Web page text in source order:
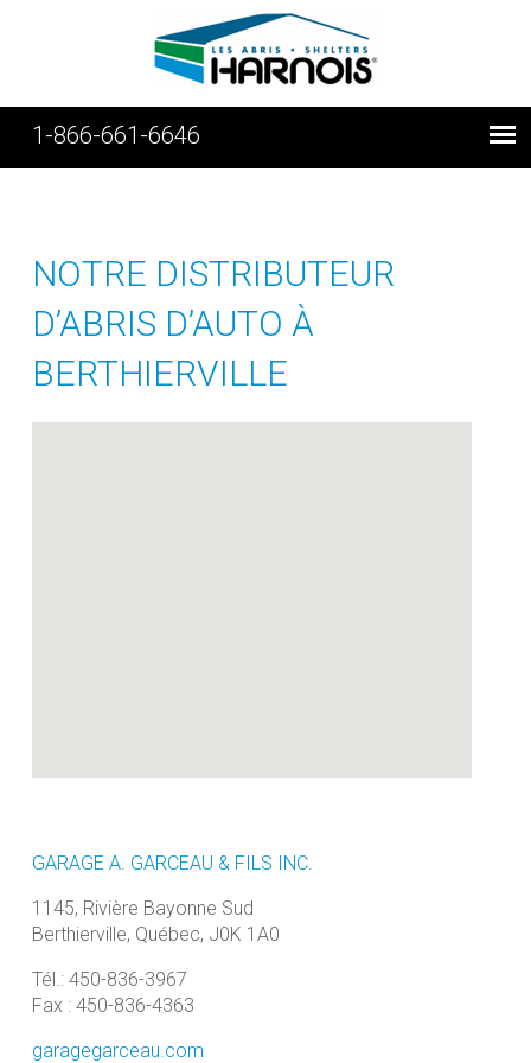
1-866-661-6646
NOTRE DISTRIBUTEUR
D’ABRIS D’AUTO À
BERTHIERVILLE
GARAGE A. GARCEAU & FILS INC.
1145, Rivière Bayonne Sud
Berthierville, Québec, J0K 1A0
Tél.: 450-836-3967
Fax : 450-836-4363
garagegarceau.com